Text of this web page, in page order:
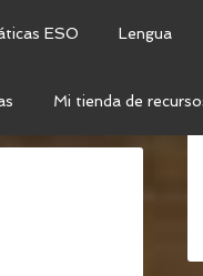
ESO Lengua
Mi tienda de